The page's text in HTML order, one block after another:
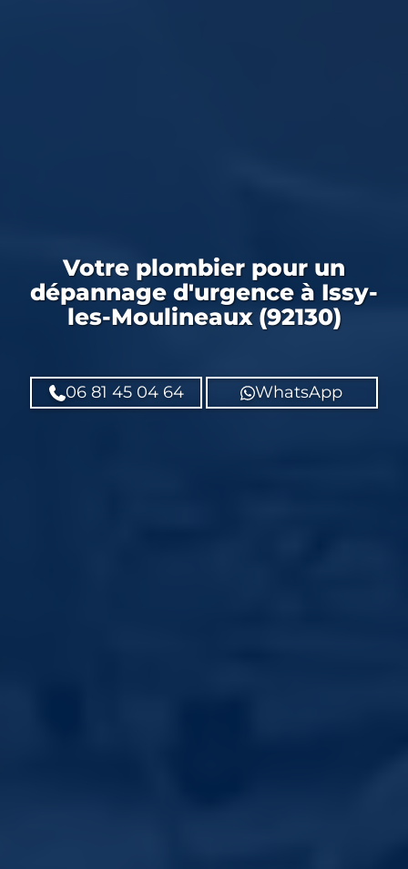
Votre plombierpour un
dépannage d'urgence à Issy-
les-Moulineaux (92130)
06 81 45 04 64 WhatsApp